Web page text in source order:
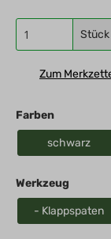
Stück
Zum
Farben
schwarz
Werkzeug
- Klappspaten